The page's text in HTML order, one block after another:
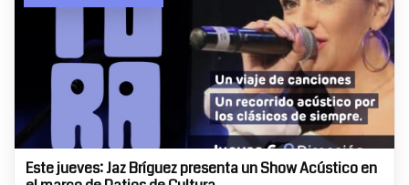
Este jueves: Jaz Bríguez presenta un Show Acústico en